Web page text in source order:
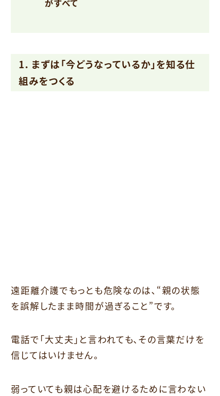
がすべて
1. まずは「今どうなっているか」を知る仕
組みをつくる
遠距離介護でもっとも危険なのは、“親の状態
を誤解したまま時間が過ぎること”です。
電話で「大丈夫」と言われても、その言葉だけを
信じてはいけません。
弱っていても親は心配を避けるために言わない